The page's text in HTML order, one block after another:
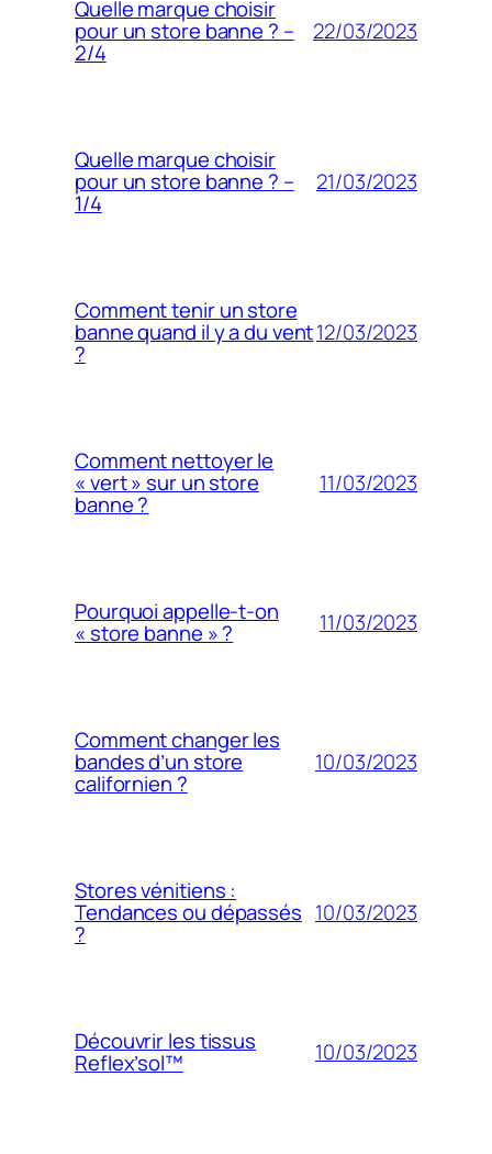
Quelle marque choisir
pour un store banne ? –
2/4
22/03/2023
Quelle marque choisir
pour un store banne ? –
1/4
21/03/2023
Comment tenir un store
banne quand il y a du vent
?
12/03/2023
Comment nettoyer le
« vert » sur un store
banne ?
11/03/2023
Pourquoi appelle-t-on
« store banne » ? 11/03/2023
Comment changer les
bandes d’un store
californien ?
10/03/2023
Stores vénitiens :
Tendances ou dépassés
?
10/03/2023
Découvrir les tissus
Reflex’sol™ 10/03/2023